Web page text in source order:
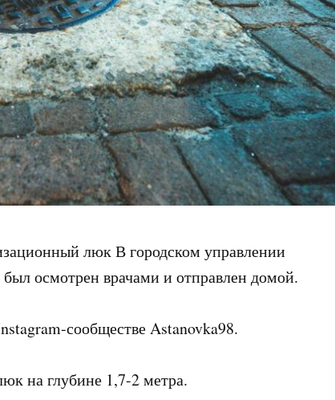
люк В городском управлении
был осмотрен врачами и отправлен домой.
сообществе Astanovka98.
на глубине 1,7-2 метра.